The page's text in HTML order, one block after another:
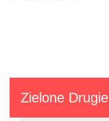
Zielone Drugie